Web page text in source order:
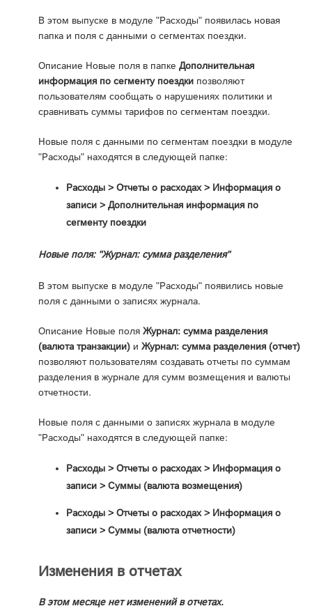
В этом выпуске в модуле "Расходы" появилась новая
папка и поля с данными о сегментах поездки.
Описание Новые поля в папке Дополнительная
информация по сегменту поездки позволяют
пользователям сообщать о нарушениях политики и
сравнивать суммы тарифов по сегментам поездки.
Новые поля с данными по сегментам поездки в модуле
"Расходы" находятся в следующей папке:
Расходы > Отчеты о расходах > Информация о
записи > Дополнительная информация по
сегменту поездки
Новые поля: "Журнал: сумма разделения"
В этом выпуске в модуле "Расходы" появились новые
поля с данными о записях журнала.
Описание Новые поля Журнал: сумма разделения
(валюта транзакции) и Журнал: сумма разделения (отчет)
позволяют пользователям создавать отчеты по суммам
разделения в журнале для сумм возмещения и валюты
отчетности.
Новые поля с данными о записях журнала в модуле
"Расходы" находятся в следующей папке:
Расходы > Отчеты о расходах > Информация о
записи > Суммы (валюта возмещения)
Расходы > Отчеты о расходах > Информация о
записи > Суммы (валюта отчетности)
Изменения в отчетах
В этом месяце нет изменений в отчетах.